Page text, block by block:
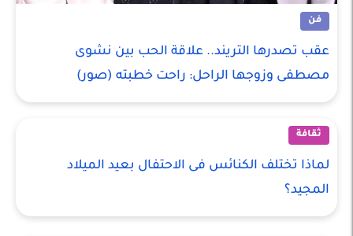
فن
عقب تصدرها التريند.. علاقة الحب بين نشوى
مصطفى وزوجها الراحل: راحت خطبته (صور)
ثقافة
لماذا تختلف الكنائس فى الاحتفال بعيد الميلاد
المجيد؟